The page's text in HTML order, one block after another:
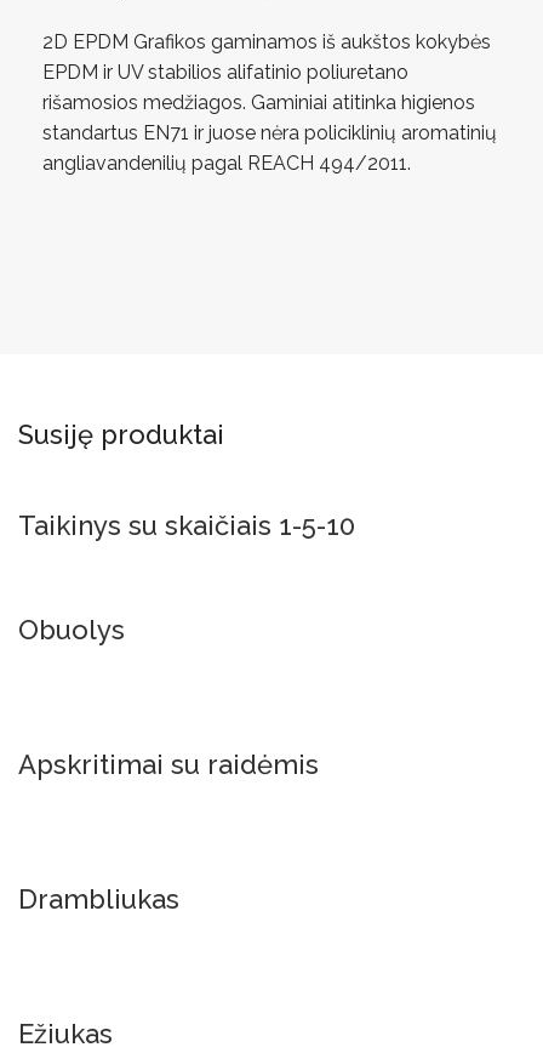
2D EPDM Grafikos gaminamos iš aukštos kokybės
EPDM ir UV stabilios alifatinio poliuretano
rišamosios medžiagos. Gaminiai atitinka higienos
standartus EN71 ir juose nėra policiklinių aromatinių
angliavandenilių pagal REACH 494/2011.
Susiję produktai
Taikinys su skaičiais 1-5-10
Obuolys
Apskritimai su raidėmis
Drambliukas
Ežiukas